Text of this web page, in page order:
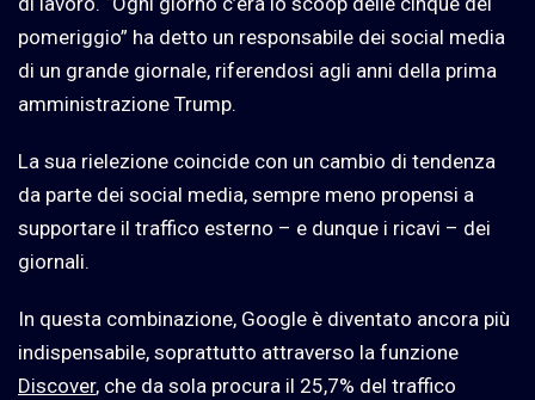
pomeriggio” ha detto un responsabile dei social media
di un grande giornale, riferendosi agli anni della prima
amministrazione Trump.
La sua rielezione coincide con un cambio di tendenza
da parte dei social media, sempre meno propensi a
supportare il traffico esterno – e dunque i ricavi – dei
giornali.
In questa combinazione, Google è diventato ancora più
indispensabile, soprattutto attraverso la funzione
Discover, che da sola procura il 25,7% del traffico